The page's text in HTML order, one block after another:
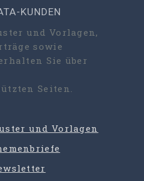
KUNDEN
und Vorlagen,
sowie
Sie über
Seiten.
und Vorlagen